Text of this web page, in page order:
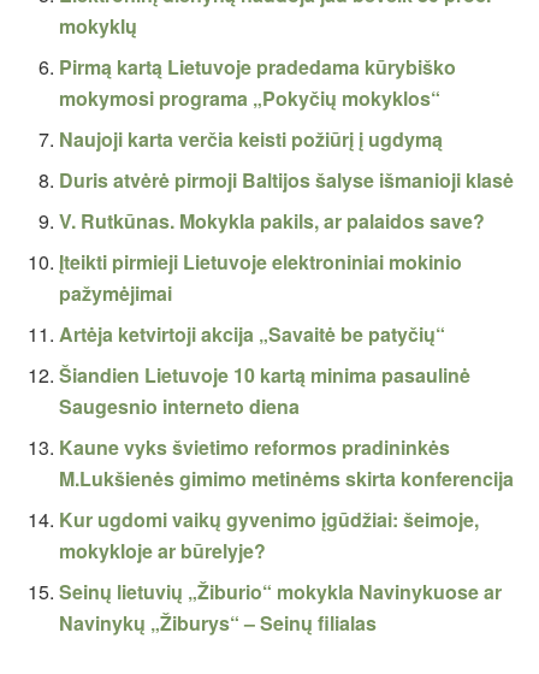
mokyklų
Pirmą kartą Lietuvoje pradedama kūrybiško
mokymosi programa „Pokyčių mokyklos“
Naujoji karta verčia keisti požiūrį į ugdymą
Duris atvėrė pirmoji Baltijos šalyse išmanioji klasė
V. Rutkūnas. Mokykla pakils, ar palaidos save?
Įteikti pirmieji Lietuvoje elektroniniai mokinio
pažymėjimai
Artėja ketvirtoji akcija „Savaitė be patyčių“
Šiandien Lietuvoje 10 kartą minima pasaulinė
Saugesnio interneto diena
Kaune vyks švietimo reformos pradininkės
M.Lukšienės gimimo metinėms skirta konferencija
Kur ugdomi vaikų gyvenimo įgūdžiai: šeimoje,
mokykloje ar būrelyje?
Seinų lietuvių „Žiburio“ mokykla Navinykuose ar
Navinykų „Žiburys“ – Seinų filialas